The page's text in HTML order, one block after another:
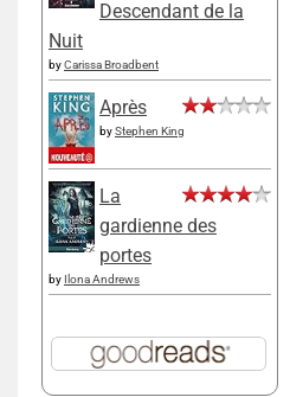
Descendant de la
Nuit
byCarissa Broadbent
Après
byStephen King
La
gardienne des
portes
by Ilona Andrews